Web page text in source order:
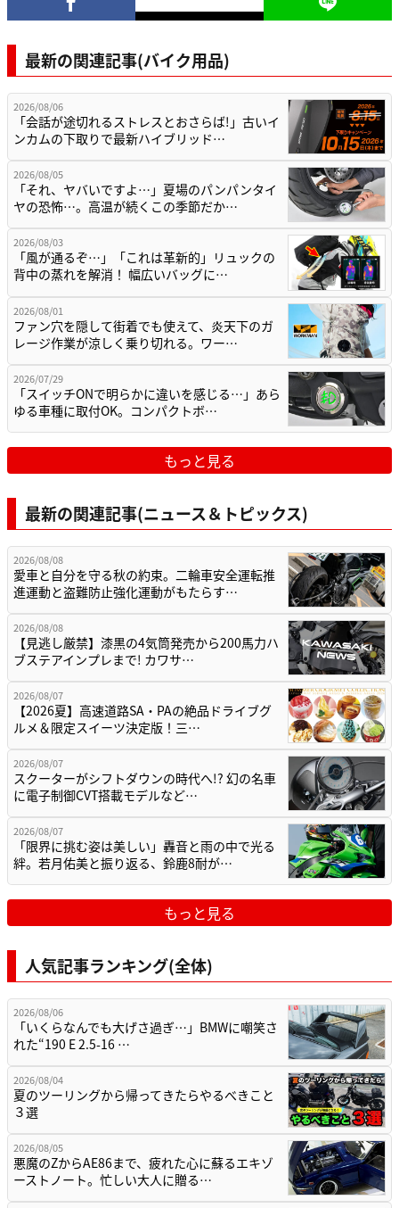
最新の関連記事(バイク用品)
2026/08/06
「会話が途切れるストレスとおさらば!」古いイ
ンカムの下取りで最新ハイブリッド…
2026/08/05
「それ、ヤバいですよ…」夏場のパンパンタイ
ヤの恐怖…。高温が続くこの季節だか…
2026/08/03
「風が通るぞ…」「これは革新的」リュックの
背中の蒸れを解消！ 幅広いバッグに…
2026/08/01
ファン穴を隠して街着でも使えて、炎天下のガ
レージ作業が涼しく乗り切れる。ワー…
2026/07/29
「スイッチONで明らかに違いを感じる…」あら
ゆる車種に取付OK。コンパクトボ…
もっと見る
最新の関連記事(ニュース＆トピックス)
2026/08/08
愛車と自分を守る秋の約束。二輪車安全運転推
進運動と盗難防止強化運動がもたらす…
2026/08/08
【見逃し厳禁】漆黒の4気筒発売から200馬力ハ
ブステアインプレまで! カワサ…
2026/08/07
【2026夏】高速道路SA・PAの絶品ドライブグ
ルメ＆限定スイーツ決定版！三…
2026/08/07
スクーターがシフトダウンの時代へ!? 幻の名車
に電子制御CVT搭載モデルなど…
2026/08/07
「限界に挑む姿は美しい」轟音と雨の中で光る
絆。若月佑美と振り返る、鈴鹿8耐が…
もっと見る
人気記事ランキング(全体)
2026/08/06
「いくらなんでも大げさ過ぎ…」BMWに嘲笑さ
れた“190 E 2.5-16 …
2026/08/04
夏のツーリングから帰ってきたらやるべきこと
３選
2026/08/05
悪魔のZからAE86まで、疲れた心に蘇るエキゾ
ーストノート。忙しい大人に贈る…